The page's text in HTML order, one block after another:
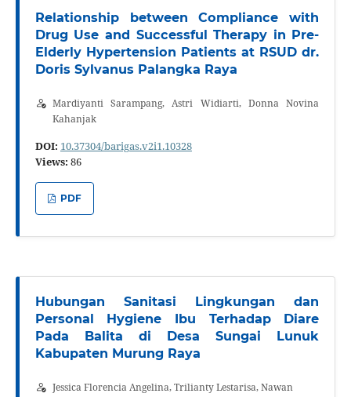
Relationship between Compliance with
Drug Use and Successful Therapy in Pre-
Elderly Hypertension Patients at RSUD dr.
Doris Sylvanus Palangka Raya
Mardiyanti Sarampang, Astri Widiarti, Donna Novina
Kahanjak
DOI: 10.37304/barigas.v2i1.10328
Views: 86
PDF
Hubungan Sanitasi Lingkungan dan
Personal Hygiene Ibu Terhadap Diare
Pada Balita di Desa Sungai Lunuk
Kabupaten Murung Raya
Jessica Florencia Angelina, Trilianty Lestarisa, Nawan